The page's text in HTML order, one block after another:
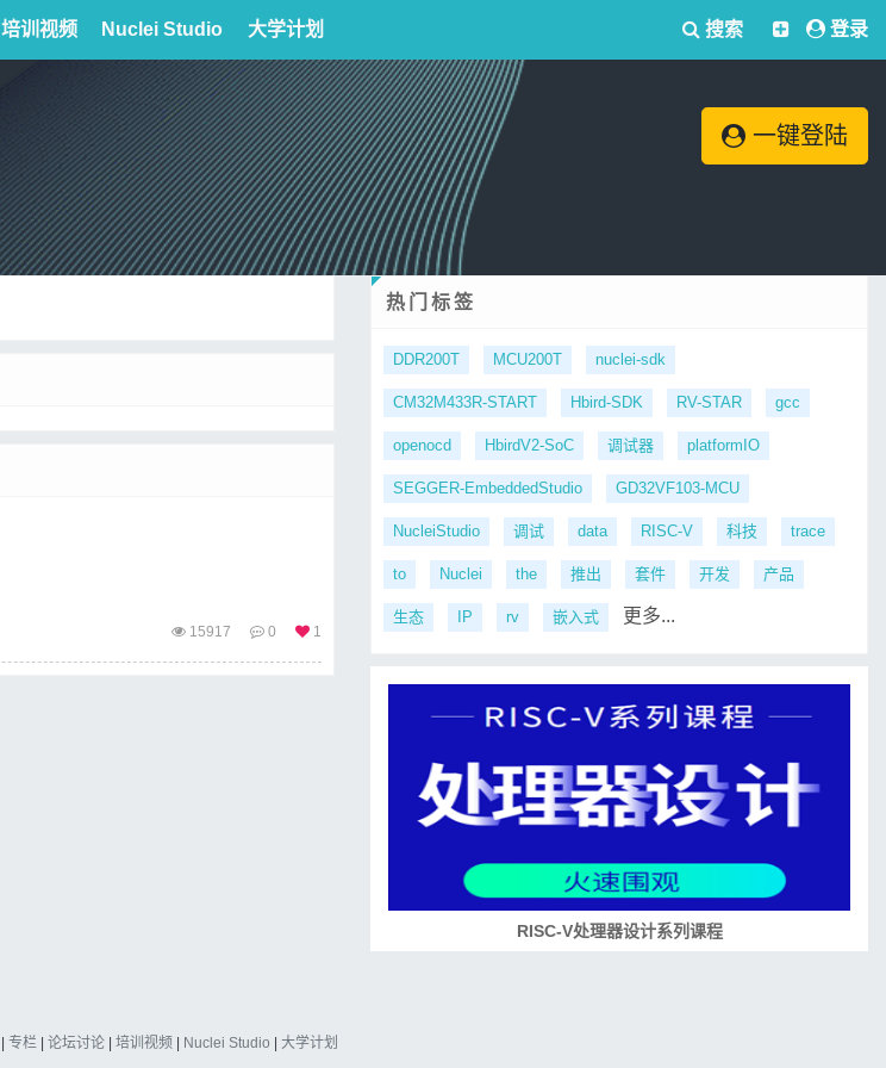
培训视频 Nuclei Studio 大学计划 搜索 登录
一键登陆
15917 0 1
热门标签
DDR200T MCU200T nuclei-sdk
CM32M433R-START Hbird-SDK RV-STAR gcc
openocd HbirdV2-SoC 调试器 platformIO
SEGGER-EmbeddedStudio GD32VF103-MCU
NucleiStudio 调试 data RISC-V 科技 trace
to Nuclei the 推出 套件 开发 产品
生态 IP rv 嵌入式 更多...
RISC-V处理器设计系列课程
专栏 论坛讨论 培训视频 Nuclei Studio 大学计划